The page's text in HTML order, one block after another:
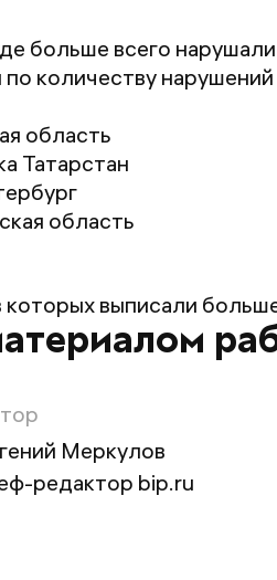
больше всего
количеству
область
Татарстан
область
которых выписали
Меркулов
редактор bip.ru